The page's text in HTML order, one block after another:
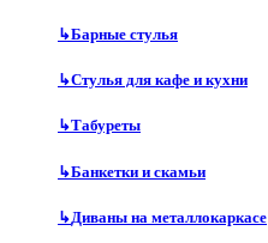
↳Барные стулья
↳Стулья для кафе и кухни
↳Табуреты
↳Банкетки и скамьи
↳Диваны на металлокаркасе